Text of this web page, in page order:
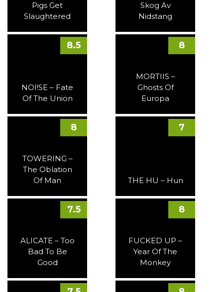
Pigs Get
Slaughtered
Skog Av
Nidstang
NOI!SE – Fate
Of The Union
8.5
MORTIIS –
Ghosts Of
Europa
8
TOWERING –
The Oblation
Of Man
8
THE HU – Hun
7
ALICATE – Too
Bad To Be
Good
7.5
FUCKED UP –
Year Of The
Monkey
8